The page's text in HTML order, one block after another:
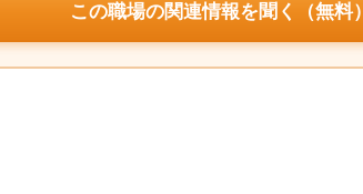
この職場の関連情報を聞く（無料）